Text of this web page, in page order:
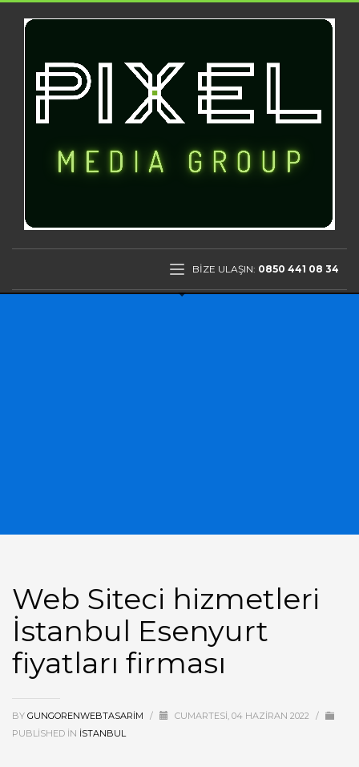
BİZE ULAŞIN: 0850 441 08 34
Web Siteci hizmetleri
İstanbul Esenyurt
fiyatları firması
BY GUNGORENWEBTASARIM / CUMARTESI, 04 HAZIRAN 2022
/
PUBLISHED IN ISTANBUL